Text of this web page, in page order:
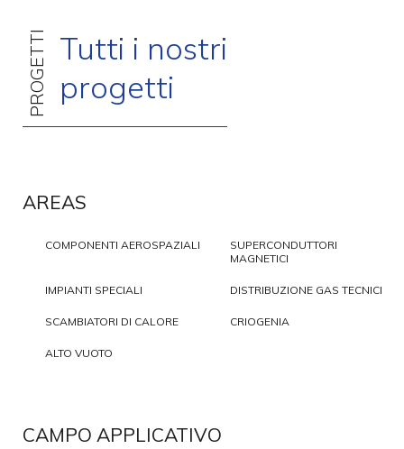
PROGETTI Tutti i nostri
progetti
AREAS
COMPONENTI AEROSPAZIALI
SUPERCONDUTTORI
MAGNETICI
IMPIANTI SPECIALI DISTRIBUZIONE GAS TECNICI
SCAMBIATORI DI CALORE CRIOGENIA
ALTO VUOTO
CAMPO APPLICATIVO